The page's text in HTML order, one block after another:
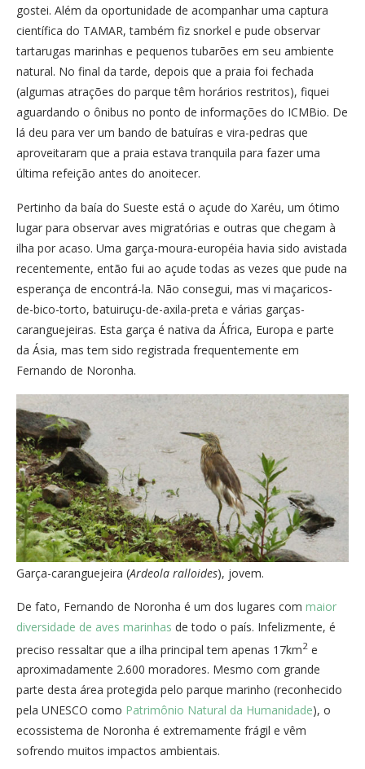
gostei. Além da oportunidade de acompanhar uma captura
científica do TAMAR, também fiz snorkel e pude observar
tartarugas marinhas e pequenos tubarões em seu ambiente
natural. No final da tarde, depois que a praia foi fechada
(algumas atrações do parque têm horários restritos), fiquei
aguardando o ônibus no ponto de informações do ICMBio. De
lá deu para ver um bando de batuíras e vira-pedras que
aproveitaram que a praia estava tranquila para fazer uma
última refeição antes do anoitecer.
Pertinho da baía do Sueste está o açude do Xaréu, um ótimo
lugar para observar aves migratórias e outras que chegam à
ilha por acaso. Uma garça-moura-européia havia sido avistada
recentemente, então fui ao açude todas as vezes que pude na
esperança de encontrá-la. Não consegui, mas vi maçaricos-
de-bico-torto, batuiruçu-de-axila-preta e várias garças-
caranguejeiras. Esta garça é nativa da África, Europa e parte
da Ásia, mas tem sido registrada frequentemente em
Fernando de Noronha.
Garça-caranguejeira (Ardeola ralloides), jovem.
De fato, Fernando de Noronha é um dos lugares com maior
diversidade de aves marinhas de todo o país. Infelizmente, é
preciso ressaltar que a ilha principal tem apenas 17km2 e
aproximadamente 2.600 moradores. Mesmo com grande
parte desta área protegida pelo parque marinho (reconhecido
pela UNESCO como Patrimônio Natural da Humanidade), o
ecossistema de Noronha é extremamente frágil e vêm
sofrendo muitos impactos ambientais.